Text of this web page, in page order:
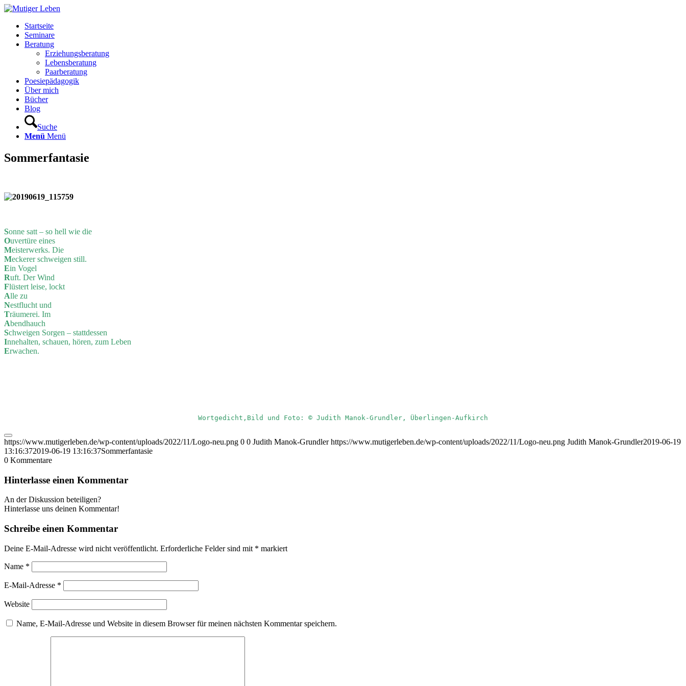
Startseite
Seminare
Beratung
Erziehungsberatung
Lebensberatung
Paarberatung
Poesiepädagogik
Über mich
Bücher
Blog
Suche
Menü Menü
Sommerfantasie
Sonne satt – so hell wie die
Ouvertüre eines
Meisterwerks. Die
Meckerer schweigen still.
Ein Vogel
Ruft. Der Wind
Flüstert leise, lockt
Alle zu
Nestflucht und
Träumerei. Im
Abendhauch
Schweigen Sorgen – stattdessen
Innehalten, schauen, hören, zum Leben
Erwachen.
https://www.mutigerleben.de/wp-content/uploads/2022/11/Logo-neu.png 0 0 Judith Manok-Grundler https://www.mutigerleben.de/wp-content/uploads/2022/11/Logo-neu.png Judith Manok-Grundler2019-06-19
13:16:372019-06-19 13:16:37Sommerfantasie
0 Kommentare
Hinterlasse einen Kommentar
An der Diskussion beteiligen?
Hinterlasse uns deinen Kommentar!
Schreibe einen Kommentar
Deine E-Mail-Adresse wird nicht veröffentlicht. Erforderliche Felder sind mit * markiert
Name *
E-Mail-Adresse *
Website
Name, E-Mail-Adresse und Website in diesem Browser für meinen nächsten Kommentar speichern.